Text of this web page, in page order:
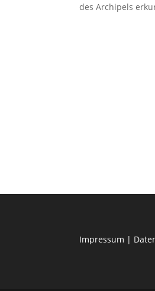
des Archipels
Impressum |